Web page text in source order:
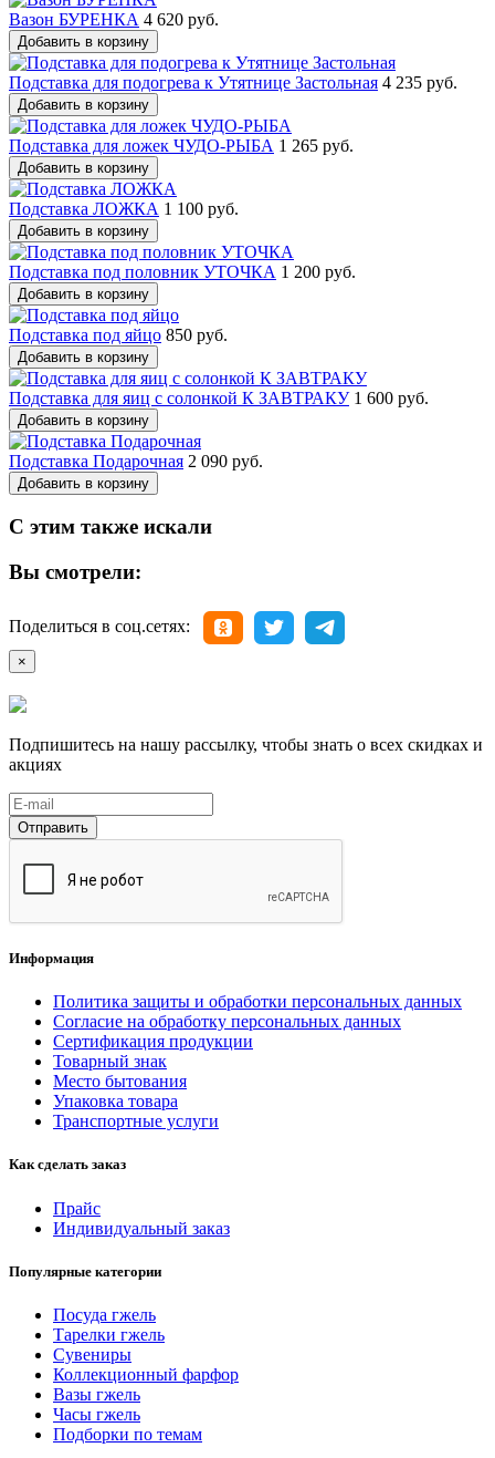
Вазон БУРЕНКА 4 620 руб.
Добавить в корзину
Подставка для подогрева к Утятнице Застольная 4 235 руб.
Добавить в корзину
Подставка для ложек ЧУДО-РЫБА 1 265 руб.
Добавить в корзину
Подставка ЛОЖКА 1 100 руб.
Добавить в корзину
Подставка под половник УТОЧКА 1 200 руб.
Добавить в корзину
Подставка под яйцо 850 руб.
Добавить в корзину
Подставка для яиц с солонкой К ЗАВТРАКУ 1 600 руб.
Добавить в корзину
Подставка Подарочная 2 090 руб.
Добавить в корзину
С этим также искали
Вы смотрели:
Поделиться в соц.сетях:
×
Подпишитесь на нашу рассылку, чтобы знать о всех скидках и
акциях
Отправить
Информация
Политика защиты и обработки персональных данных
Согласие на обработку персональных данных
Сертификация продукции
Товарный знак
Место бытования
Упаковка товара
Транспортные услуги
Как сделать заказ
Прайс
Индивидуальный заказ
Популярные категории
Посуда гжель
Тарелки гжель
Сувениры
Коллекционный фарфор
Вазы гжель
Часы гжель
Подборки по темам